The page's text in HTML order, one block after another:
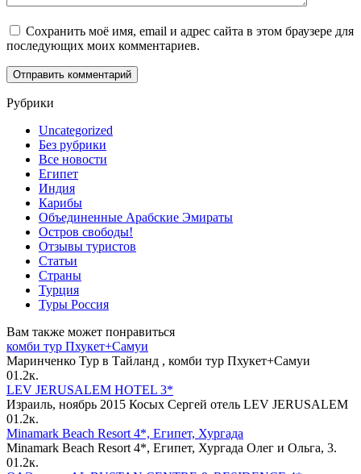
Сохранить моё имя, email и адрес сайта в этом браузере для
последующих моих комментариев.
Рубрики
Uncategorized
Без рубрики
Все новости
Египет
Индия
Карибы
Объединенные Арабские Эмираты
Остров свободы!
Отзывы туристов
Статьи
Страны
Турция
Туры Россия
Вам также может понравиться
комби тур Пхукет+Самуи
Маринченко Тур в Тайланд , комби тур Пхукет+Самуи
01.2к.
LEV JERUSALEM HOTEL 3*
Израиль, ноябрь 2015 Косых Сергей отель LEV JERUSALEM
01.2к.
Minamark Beach Resort 4*, Египет, Хургада
Minamark Beach Resort 4*, Египет, Хургада Олег и Ольга, 3.
01.2к.